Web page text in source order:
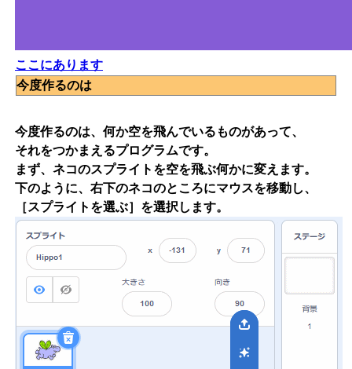
ここにあります
今度作るのは
今度作るのは、何か空を飛んでいるものがあって、
それをつかまえるプログラムです。
まず、ネコのスプライトを空を飛ぶ何かに変えます。
下のように、右下のネコのところにマウスを移動し、
［スプライトを選ぶ］を選択します。